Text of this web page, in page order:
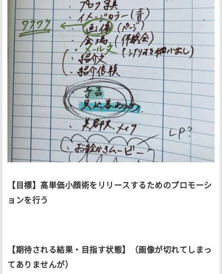
【目標】高単価小顔術をリリースするためのプロモーシ
ョンを行う
【期待される結果・目指す状態】（画像が切れてしまっ
てありませんが）